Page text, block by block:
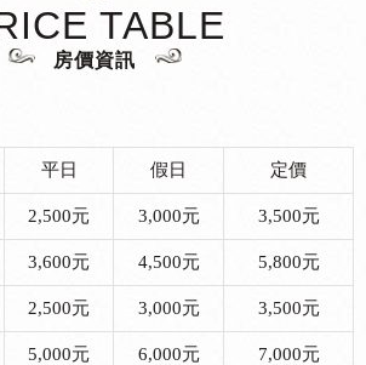
TABLE
房價資訊
平日 假日 定價
2,500元 3,000元 3,500元
3,600元 4,500元 5,800元
2,500元 3,000元 3,500元
5,000元 6,000元 7,000元